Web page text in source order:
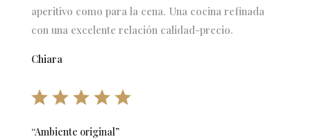
aperitivo como para la cena. Una cocina refinada
con una excelente relación calidad-precio.
Chiara
“Ambiente original”